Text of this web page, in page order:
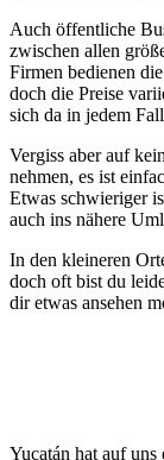
Auch öffentliche
zwischen allen
Firmen bedienen
doch die Preise
sich da in jedem
Vergiss aber auf
nehmen, es ist
Etwas schwieriger
auch ins nähere
In den kleineren
doch oft bist du
dir etwas ansehen
Yucatán hat auf